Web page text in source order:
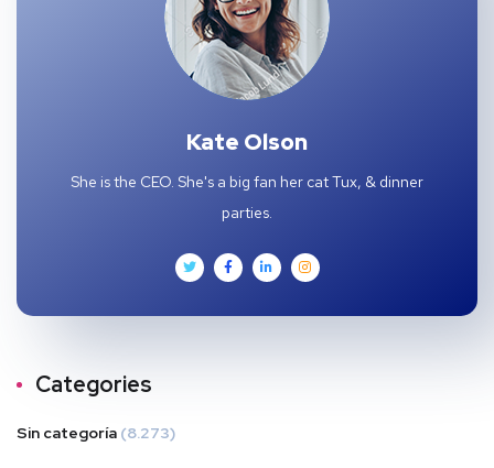
Kate Olson
She is the CEO. She's a big fan her cat Tux, & dinner
parties.
Categories
Sin categoría (8.273)